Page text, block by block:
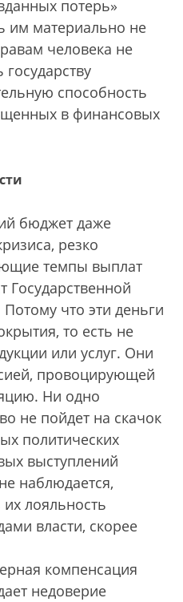
потерь»
им материально не
человека не
способность
в финансовых
бюджет даже
резко
темпы выплат
Государственной
что эти деньги
то есть не
или услуг. Они
провоцирующей
Ни одно
не пойдет на скачок
политических
выступлений
наблюдается,
лояльность
власти, скорее
компенсация
недоверие